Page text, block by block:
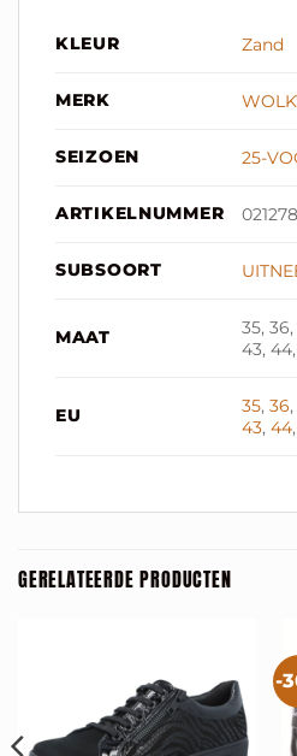
KLEUR Zand
MERK
SEIZOEN 25-
ARTIKELNUMMER
SUBSOORT
MAAT
35,
43,
EU 35,36
43,44
GERELATEERDE PRODUCTEN
-